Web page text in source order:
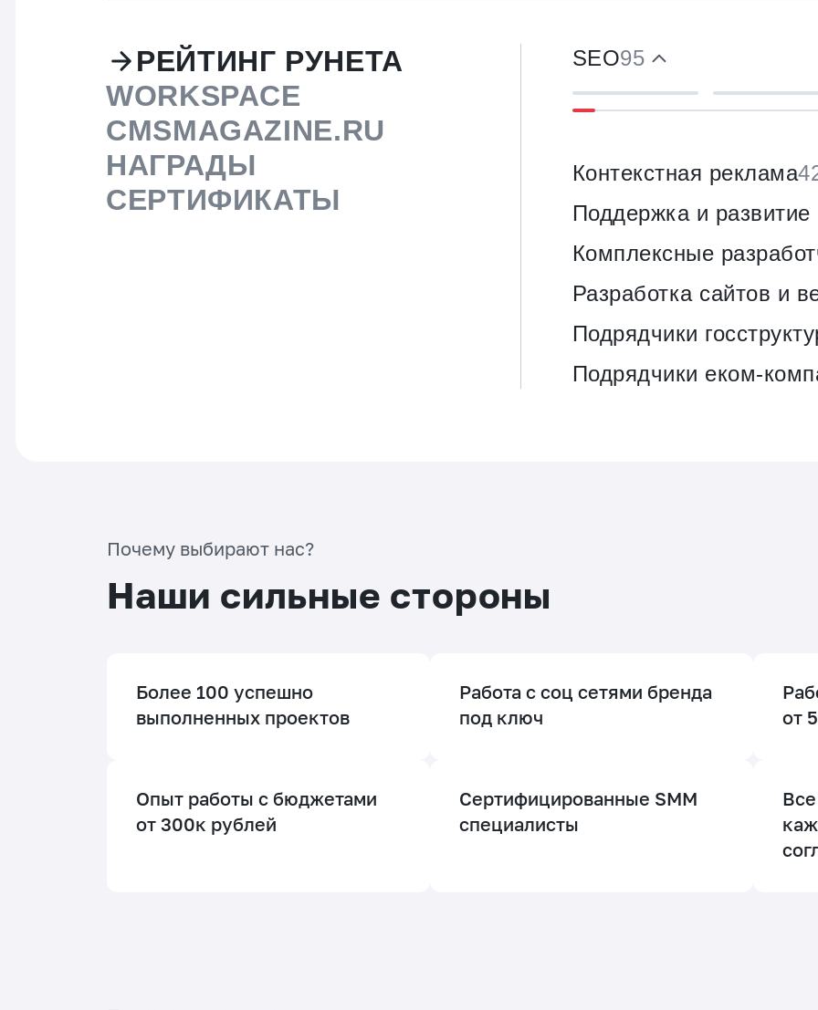
РЕЙТИНГ РУНЕТА
WORKSPACE
CMSMAGAZINE.RU
НАГРАДЫ
СЕРТИФИКАТЫ
SEO95
Контекстная реклама
Поддержка и развитие
Комплексные
Разработка сайтов и
Подрядчики
Подрядчики еком-
Почему выбирают нас?
Наши сильные стороны
Более 100 успешно
выполненных проектов
Работа с соц сетями бренда
под ключ
от
Опыт работы с бюджетами
от 300к рублей
Сертифицированные SMM
специалисты